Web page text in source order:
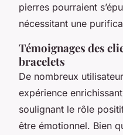
pierres pourraient
nécessitant une
Témoignages des
bracelets
De nombreux
expérience
soulignant le rôle
être émotionnel. Bien